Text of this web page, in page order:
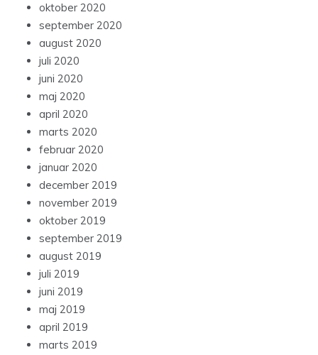
oktober 2020
september 2020
august 2020
juli 2020
juni 2020
maj 2020
april 2020
marts 2020
februar 2020
januar 2020
december 2019
november 2019
oktober 2019
september 2019
august 2019
juli 2019
juni 2019
maj 2019
april 2019
marts 2019